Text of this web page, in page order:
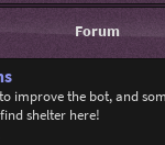
Forum
improve the bot, and
shelter here!